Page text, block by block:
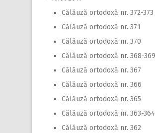
Călăuză ortodoxă nr. 372-373
Călăuză ortodoxă nr. 371
Călăuză ortodoxă nr. 370
Călăuză ortodoxă nr. 368-369
Călăuză ortodoxă nr. 367
Călăuză ortodoxă nr. 366
Călăuză ortodoxă nr. 365
Călăuză ortodoxă nr. 363-364
Călăuză ortodoxă nr. 362